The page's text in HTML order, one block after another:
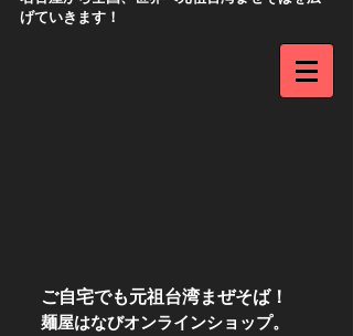
げていきます！
​ご自宅でも元祖台湾まぜそば！
​麺屋はなびオンラインショップ。